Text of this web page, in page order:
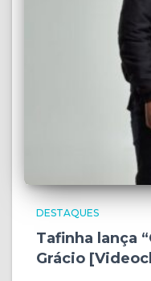
DESTAQUES
Tafinha lança
Grácio